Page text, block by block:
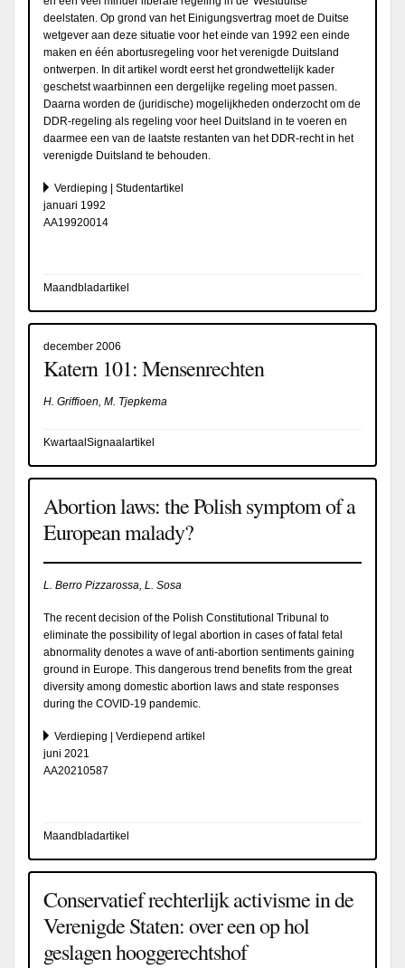
deelstaten. Op grond van het Einigungsvertrag moet de Duitse
wetgever aan deze situatie voor het einde van 1992 een einde
maken en één abortusregeling voor het verenigde Duitsland
ontwerpen. In dit artikel wordt eerst het grondwettelijk kader
geschetst waarbinnen een dergelijke regeling moet passen.
Daarna worden de (juridische) mogelijkheden onderzocht om de
DDR-regeling als regeling voor heel Duitsland in te voeren en
daarmee een van de laatste restanten van het DDR-recht in het
verenigde Duitsland te behouden.
Verdieping | Studentartikel
januari 1992
AA19920014
Maandbladartikel
december 2006
Katern 101: Mensenrechten
H. Griffioen, M. Tjepkema
KwartaalSignaalartikel
Abortion laws: the Polish symptom of a
European malady?
L. Berro Pizzarossa, L. Sosa
The recent decision of the Polish Constitutional Tribunal to
eliminate the possibility of legal abortion in cases of fatal fetal
abnormality denotes a wave of anti-abortion sentiments gaining
ground in Europe. This dangerous trend benefits from the great
diversity among domestic abortion laws and state responses
during the COVID-19 pandemic.
Verdieping | Verdiepend artikel
juni 2021
AA20210587
Maandbladartikel
Conservatief rechterlijk activisme in de
Verenigde Staten: over een op hol
geslagen hooggerechtshof